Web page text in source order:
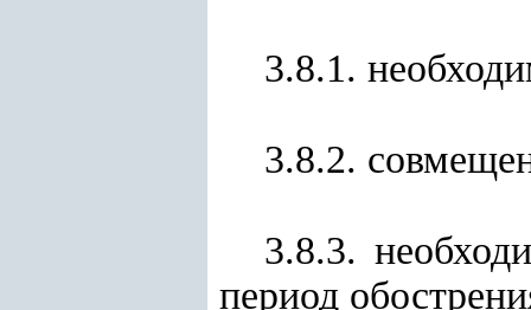
3.8.1.
3.8.2.
3.8.3.
период